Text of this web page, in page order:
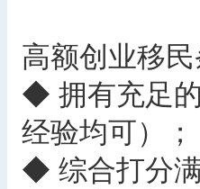
高额创业移民
◆ 拥有充足
经验均可）；
◆ 综合打分